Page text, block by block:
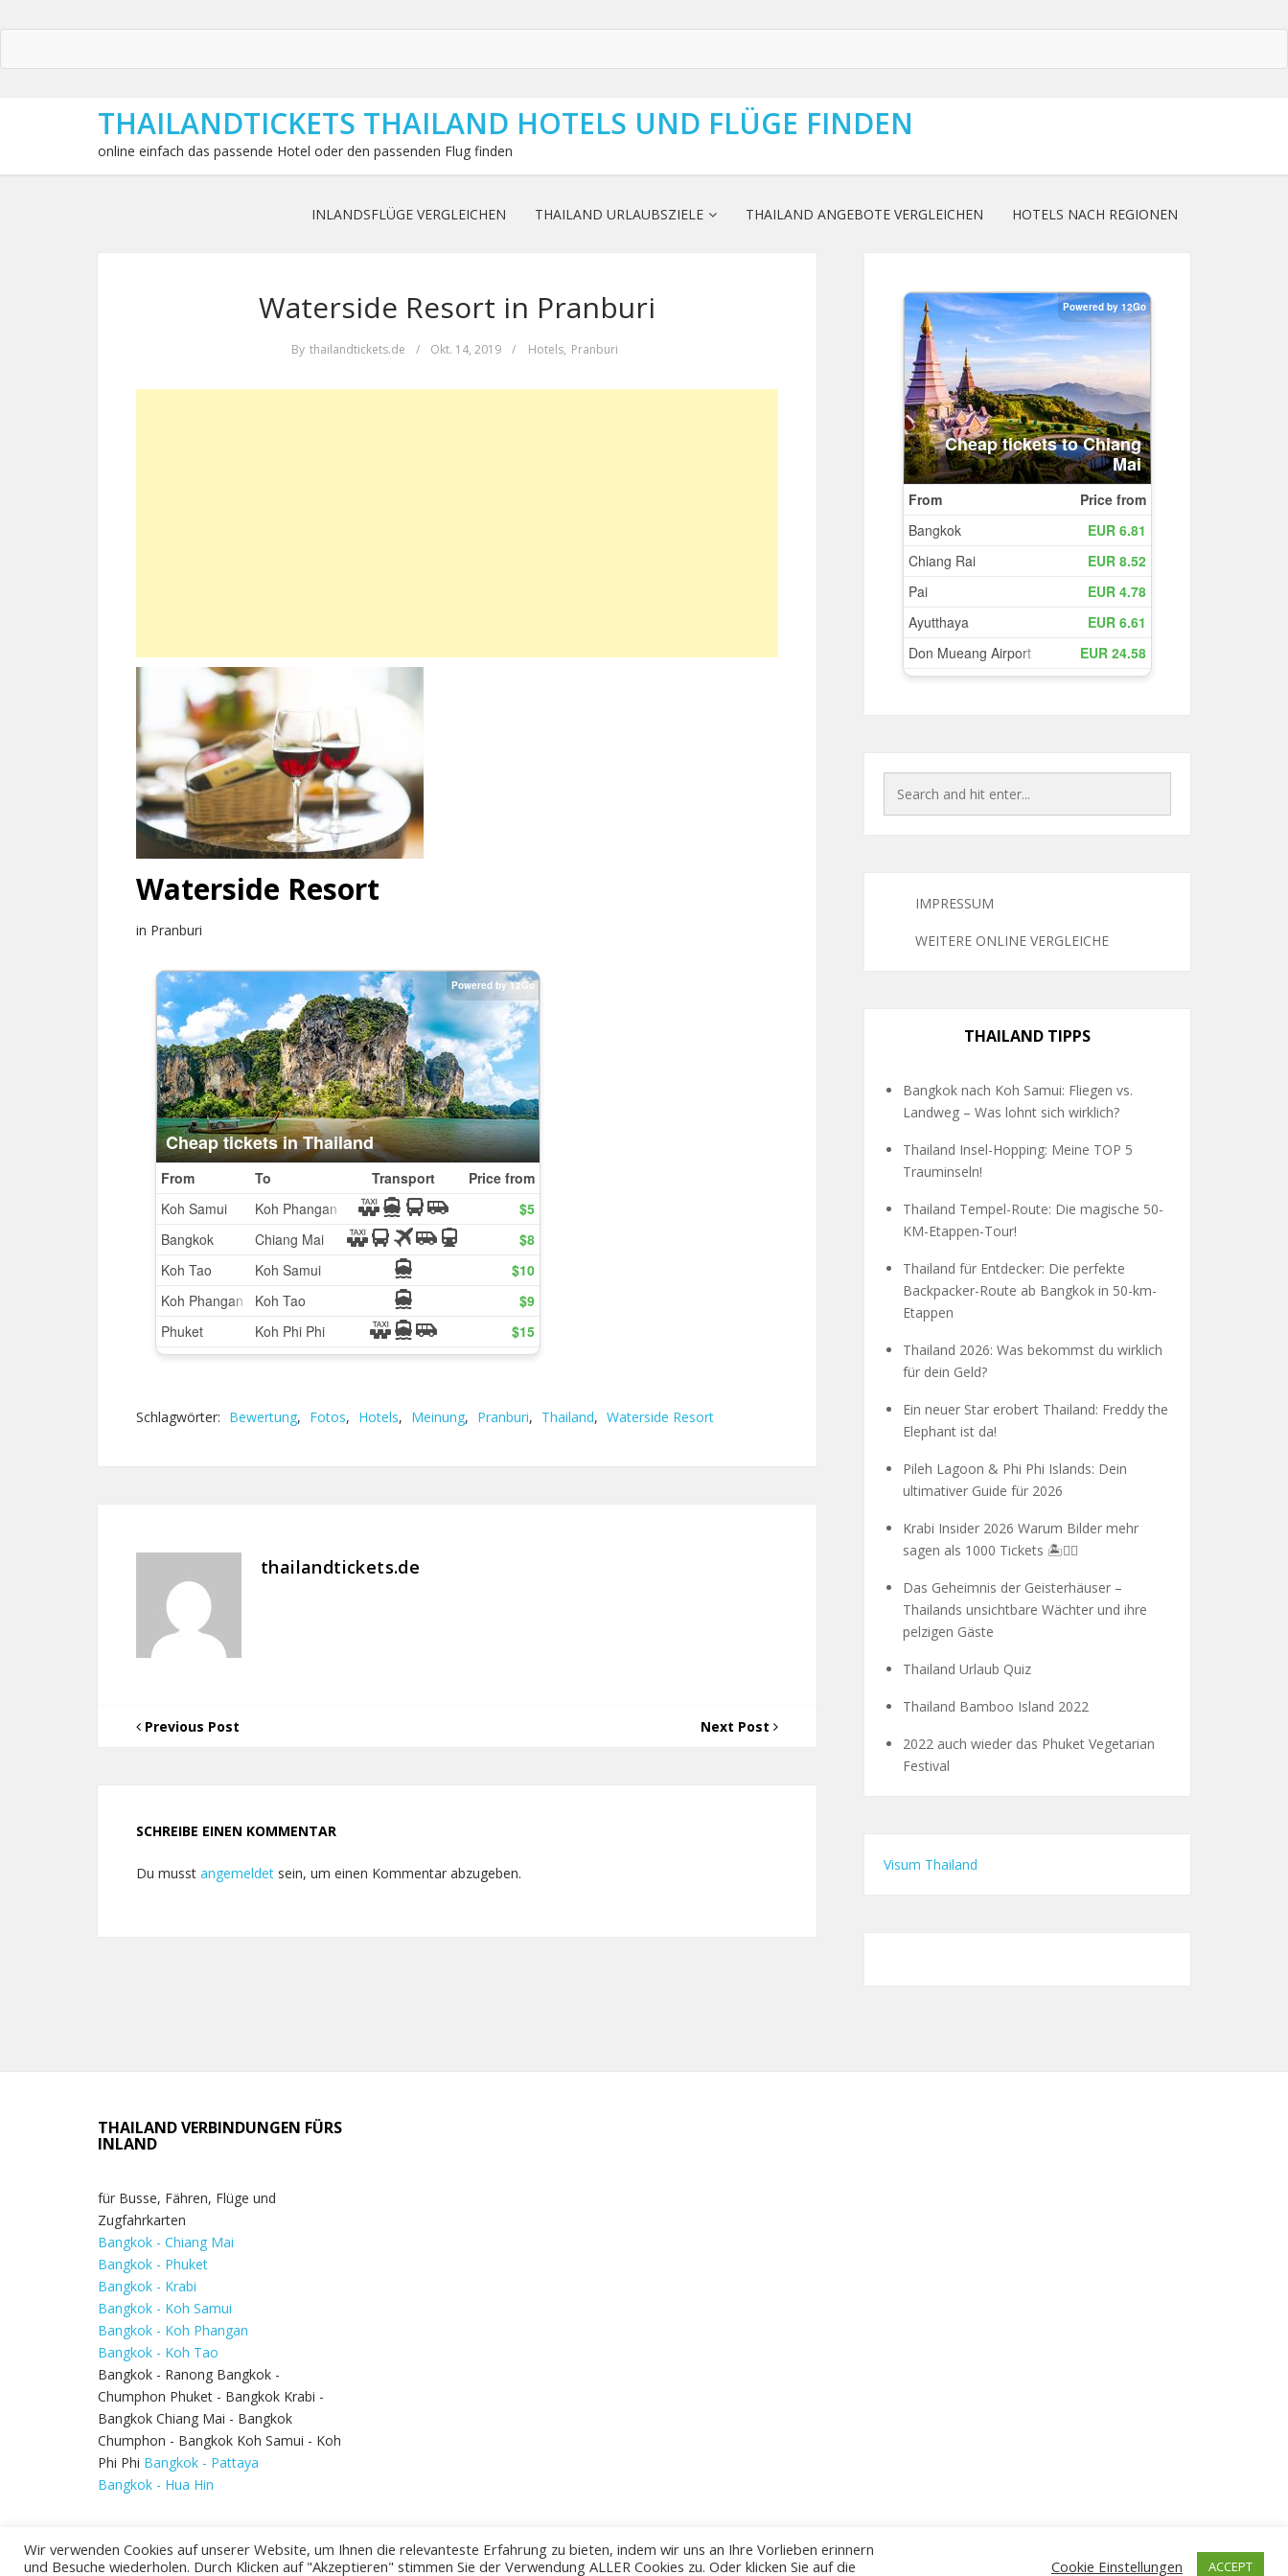
THAILANDTICKETS THAILAND HOTELS UND FLÜGE FINDEN
online einfach das passende Hotel oder den passenden Flug finden
INLANDSFLÜGE VERGLEICHEN THAILAND URLAUBSZIELE THAILAND ANGEBOTE VERGLEICHEN HOTELS NACH REGIONEN
Waterside Resort in Pranburi
By thailandtickets.de / Okt. 14, 2019 / Hotels, Pranburi
Waterside Resort
in Pranburi
Schlagwörter: Bewertung, Fotos, Hotels, Meinung, Pranburi, Thailand, Waterside Resort
thailandtickets.de
Previous Post Next Post
SCHREIBE EINEN KOMMENTAR
Du musst angemeldet sein, um einen Kommentar abzugeben.
IMPRESSUM
WEITERE ONLINE VERGLEICHE
THAILAND TIPPS
Bangkok nach Koh Samui: Fliegen vs.
Landweg – Was lohnt sich wirklich?
Thailand Insel-Hopping: Meine TOP 5
Trauminseln!
Thailand Tempel-Route: Die magische 50-
KM-Etappen-Tour!
Thailand für Entdecker: Die perfekte
Backpacker-Route ab Bangkok in 50-km-
Etappen
Thailand 2026: Was bekommst du wirklich
für dein Geld?
Ein neuer Star erobert Thailand: Freddy the
Elephant ist da!
Pileh Lagoon & Phi Phi Islands: Dein
ultimativer Guide für 2026
Krabi Insider 2026 Warum Bilder mehr
sagen als 1000 Tickets 🏝️🧗‍♂️
Das Geheimnis der Geisterhäuser –
Thailands unsichtbare Wächter und ihre
pelzigen Gäste
Thailand Urlaub Quiz
Thailand Bamboo Island 2022
2022 auch wieder das Phuket Vegetarian
Festival
Visum Thailand
THAILAND VERBINDUNGEN FÜRS
INLAND
für Busse, Fähren, Flüge und
Zugfahrkarten
Bangkok - Chiang Mai
Bangkok - Phuket
Bangkok - Krabi
Bangkok - Koh Samui
Bangkok - Koh Phangan
Bangkok - Koh Tao
Bangkok - Ranong Bangkok -
Chumphon Phuket - Bangkok Krabi -
Bangkok Chiang Mai - Bangkok
Chumphon - Bangkok Koh Samui - Koh
Phi Phi Bangkok - Pattaya
Bangkok - Hua Hin
Wir verwenden Cookies auf unserer Website, um Ihnen die relevanteste Erfahrung zu bieten, indem wir uns an Ihre Vorlieben erinnern
und Besuche wiederholen. Durch Klicken auf "Akzeptieren" stimmen Sie der Verwendung ALLER Cookies zu. Oder klicken Sie auf die
Cookie Einstellungen ACCEPT